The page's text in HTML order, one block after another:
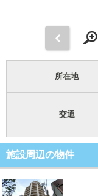
所在地
交通
施設周辺の物件